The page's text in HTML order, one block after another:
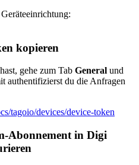
kopieren
gehe zum Tab General und
authentifizierst du die Anfragen
tagoio/devices/device-token
Abonnement in Digi